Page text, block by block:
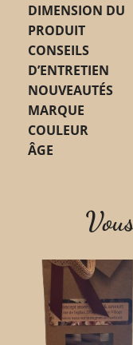
DIMENSION DU
PRODUIT
CONSEILS
D’ENTRETIEN
NOUVEAUTÉS
MARQUE
COULEUR
ÂGE